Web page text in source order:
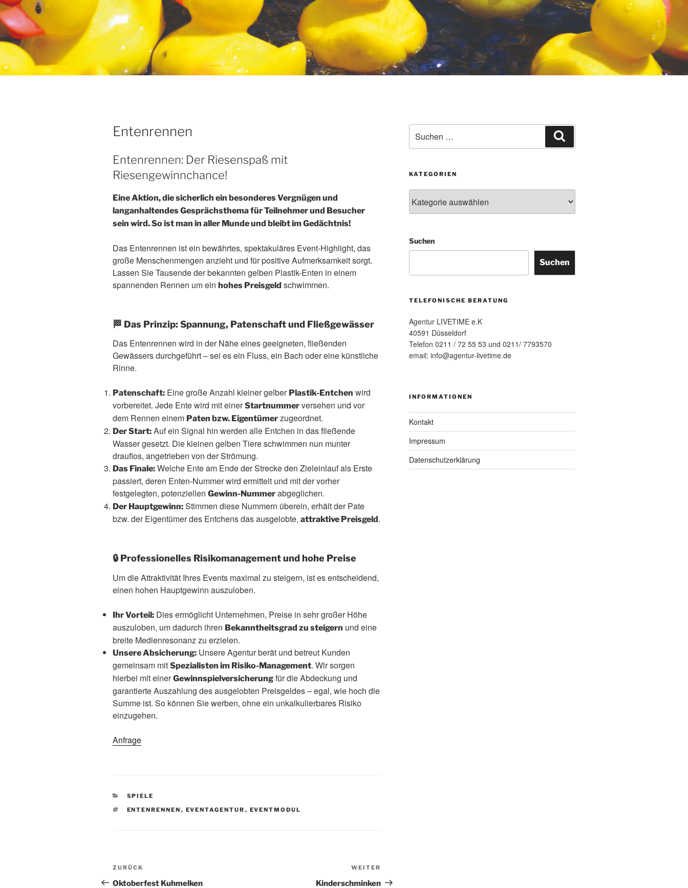
Entenrennen
Entenrennen: Der Riesenspaß mit
Riesengewinnchance!
Eine Aktion, die sicherlich ein besonderes Vergnügen und
langanhaltendes Gesprächsthema für Teilnehmer und Besucher
sein wird. So ist man in aller Munde und bleibt im Gedächtnis!
Das Entenrennen ist ein bewährtes, spektakuläres Event-Highlight, das
große Menschenmengen anzieht und für positive Aufmerksamkeit sorgt.
Lassen Sie Tausende der bekannten gelben Plastik-Enten in einem
spannenden Rennen um ein hohes Preisgeld schwimmen.
🏁 Das Prinzip: Spannung, Patenschaft und Fließgewässer
Das Entenrennen wird in der Nähe eines geeigneten, fließenden
Gewässers durchgeführt – sei es ein Fluss, ein Bach oder eine künstliche
Rinne.
Patenschaft: Eine große Anzahl kleiner gelber Plastik-Entchen wird
vorbereitet. Jede Ente wird mit einerStartnummer versehen und vor
dem Rennen einem Paten bzw. Eigentümer zugeordnet.
Der Start: Auf ein Signal hin werden alle Entchen in das fließende
Wasser gesetzt. Die kleinen gelben Tiere schwimmen nun munter
drauflos, angetrieben von der Strömung.
Das Finale: Welche Ente am Ende der Strecke den Zieleinlauf als Erste
passiert, deren Enten-Nummer wird ermittelt und mit der vorher
festgelegten, potenziellen Gewinn-Nummer abgeglichen.
Der Hauptgewinn: Stimmen diese Nummern überein, erhält der Pate
bzw. der Eigentümer des Entchens das ausgelobte, attraktive Preisgeld.
🔒 Professionelles Risikomanagement und hohe Preise
Um die Attraktivität Ihres Events maximal zu steigern, ist es entscheidend,
einen hohen Hauptgewinn auszuloben.
Ihr Vorteil: Dies ermöglicht Unternehmen, Preise in sehr großer Höhe
auszuloben, um dadurch ihren Bekanntheitsgrad zu steigern und eine
breite Medienresonanz zu erzielen.
Unsere Absicherung: Unsere Agentur berät und betreut Kunden
gemeinsam mit Spezialisten im Risiko-Management. Wir sorgen
hierbei mit einerGewinnspielversicherung für die Abdeckung und
garantierte Auszahlung des ausgelobten Preisgeldes – egal, wie hoch die
Summe ist. So können Sie werben, ohne ein unkalkulierbares Risiko
einzugehen.
Anfrage
KATEGORIEN
SPIELE
SCHLAGWÖRTER
ENTENRENNEN , EVENTAGENTUR , EVENTMODUL
Beitragsnavigation
Vorheriger
Beitrag
ZURÜCK
Oktoberfest Kuhmelken
Beitrag
WEITER
Kinderschminken
nach:
KATEGORIEN
Suchen
Suchen
TELEFONISCHE BERATUNG
Agentur LIVETIME e.K
40591 Düsseldorf
Telefon 0211 / 72 55 53 und 0211/ 7793570
email: info@agentur-livetime.de
INFORMATIONEN
Kontakt
Impressum
Datenschutzerklärung